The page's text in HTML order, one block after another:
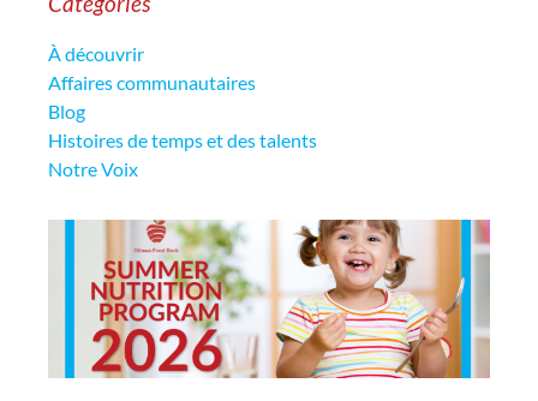
À découvrir
Affaires communautaires
Blog
Histoires de temps et des talents
Notre Voix